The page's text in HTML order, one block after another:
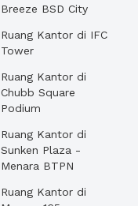
Breeze BSD City
Ruang Kantor di IFC
Tower
Ruang Kantor di
Chubb Square
Podium
Ruang Kantor di
Sunken Plaza -
Menara BTPN
Ruang Kantor di